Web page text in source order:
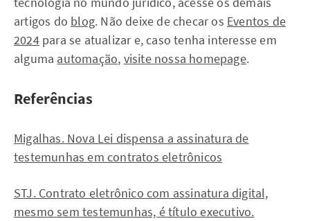
artigos do blog. Não deixe de checar os Eventos de
2024para se atualizar e, caso tenha interesse em
alguma automação, visite nossa homepage.
Referências
Migalhas. Nova Lei dispensa a assinatura de
testemunhas em contratos eletrônicos
STJ. Contrato eletrônico com assinatura digital,
mesmo sem testemunhas, é título executivo.